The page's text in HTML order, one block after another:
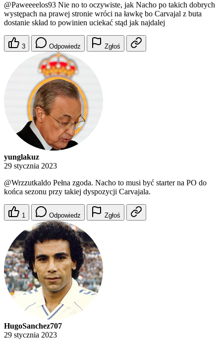
@Paweeeelos93 Nie no to oczywiste, jak Nacho po takich dobrych
występach na prawej stronie wróci na ławkę bo Carvajal z buta
dostanie skład to powinien uciekać stąd jak najdalej
3 Odpowiedz Zgłoś
yunglakuz
29 stycznia 2023
@Wrzzutkaldo Pełna zgoda. Nacho to musi być starter na PO do
końca sezonu przy takiej dyspozycji Carvajala.
1 Odpowiedz Zgłoś
HugoSanchez707
29 stycznia 2023